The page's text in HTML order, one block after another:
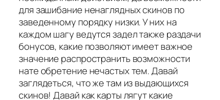
для зашибание ненаглядных скинов по
заведенному порядку низки. У них на
каждом шагу ведутся задел также раздачи
бонусов, какие позволяют имеет важное
значение распространить возможности
нате обретение нечастых тем. Давай
заглядеться, что же там из выдающихся
скинов! Давай как карты лягут какие